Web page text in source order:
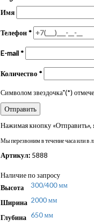
Имя
Телефон *
E-mail *
Количество *
Символом звездочка"(*)
Нажимая кнопку «Отправить»,
Мы перезвоним в течение часа или в
Артикул:5888
Наличие по запросу
Высота
300/400 мм
Ширина 2000 мм
Глубина 650 мм